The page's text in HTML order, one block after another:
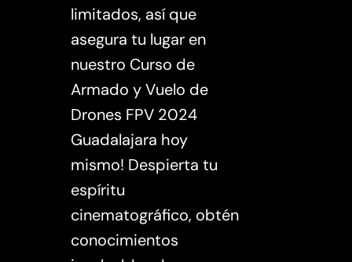
limitados, así que
asegura tu lugar en
nuestro Curso de
Armado y Vuelo de
Drones FPV 2024
Guadalajara hoy
mismo! Despierta tu
espíritu
cinematográfico, obtén
conocimientos